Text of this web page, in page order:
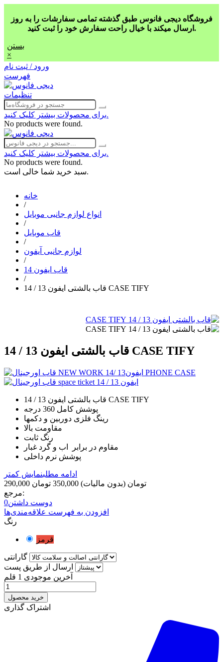
فروشگاه دیجی فانوس طبق گذشته تمامی سفارشات را به روز
ارسال میکند با خیال راحت سفارش خود را ثبت کنید.
بستن
×
ورود / ثبت نام
فهرست
تنظیمات
برای محصولات بیشتر کلیک کنید.
No products were found.
برای محصولات بیشتر کلیک کنید.
No products were found.
سبد خرید شما خالی است.
خانه
/
انواع لوازم جانبی موبایل
/
قاب موبایل
/
لوازم جانبی آیفون
/
قاب ایفون 14
/
قاب بالشتی ایفون 13 / 14 CASE TIFY
قاب بالشتی ایفون 13 / 14 CASE TIFY
قاب بالشتی ایفون 13 / 14 CASE TIFY
پوشش کامل 360 درجه
رینگ فلزی دوربین و دکمها
مقاومت بالا
رنگ ثابت
مقاوم در برابر اب و گرد غبار
پوشش نرم داخلی
ادامه مطلبنمایش کمتر
290,000 تومان (بدون مالیات) 350,000 تومان
مرجع:
دوست داشتن0
افزودن به فهرست علاقه‌مندی‌ها
رنگ
قرمز
گارانتی
ارسال از طریق پست
آخرین موجودی 1 قلم
خرید محصول
اشتراک گذاری